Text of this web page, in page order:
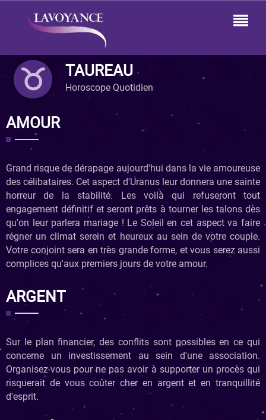
TAUREAU
Horoscope Quotidien
AMOUR
Grand risque de dérapage aujourd'hui dans la vie amoureuse
des célibataires. Cet aspect d'Uranus leur donnera une sainte
horreur de la stabilité. Les voilà qui refuseront tout
engagement définitif et seront prêts à tourner les talons dès
qu'on leur parlera mariage ! Le Soleil en cet aspect va faire
régner un climat serein et heureux au sein de votre couple.
Votre conjoint sera en très grande forme, et vous serez aussi
complices qu'aux premiers jours de votre amour.
ARGENT
Sur le plan financier, des conflits sont possibles en ce qui
concerne un investissement au sein d'une association.
Organisez-vous pour ne pas avoir à supporter un procès qui
risquerait de vous coûter cher en argent et en tranquillité
d'esprit.